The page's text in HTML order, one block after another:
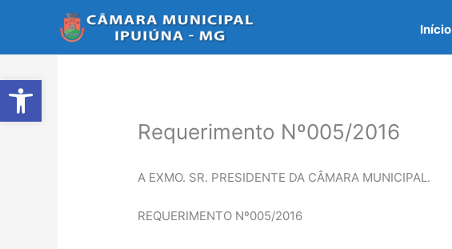
Abrir a barra de ferramentas
Início
Requerimento Nº005/2016
A EXMO. SR. PRESIDENTE DA CÂMARA MUNICIPAL.
REQUERIMENTO Nº005/2016